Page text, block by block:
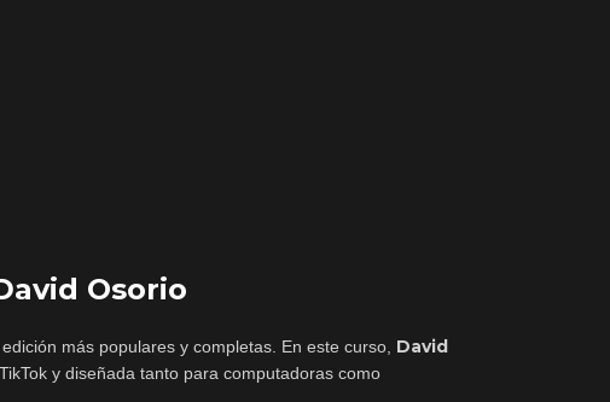
Osorio
más populares y completas. En este curso, David
y diseñada tanto para computadoras como